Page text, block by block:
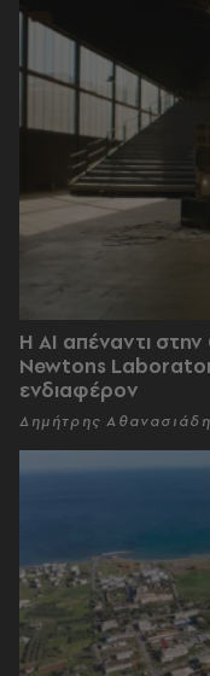
Η AI απέναντι
Newtons
ενδιαφέρον
Δημήτρης